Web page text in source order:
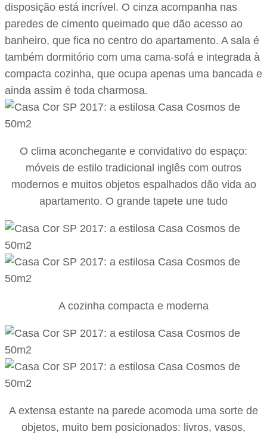
disposição está incrível. O cinza acompanha nas
paredes de cimento queimado que dão acesso ao
banheiro, que fica no centro do apartamento. A sala é
também dormitório com uma cama-sofá e integrada à
compacta cozinha, que ocupa apenas uma bancada e
ainda assim é toda charmosa.
O clima aconchegante e convidativo do espaço:
móveis de estilo tradicional inglês com outros
modernos e muitos objetos espalhados dão vida ao
apartamento. O grande tapete une tudo
A cozinha compacta e moderna
A extensa estante na parede acomoda uma sorte de
objetos, muito bem posicionados: livros, vasos,